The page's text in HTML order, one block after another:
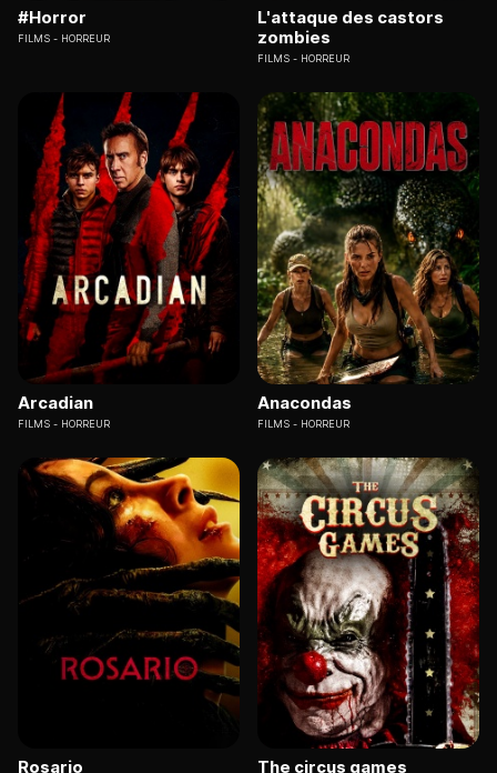
#Horror
FILMS HORREUR
L'attaque des castors
zombies
FILMS HORREUR
Arcadian
FILMS HORREUR
Anacondas
FILMS HORREUR
Rosario The circus games